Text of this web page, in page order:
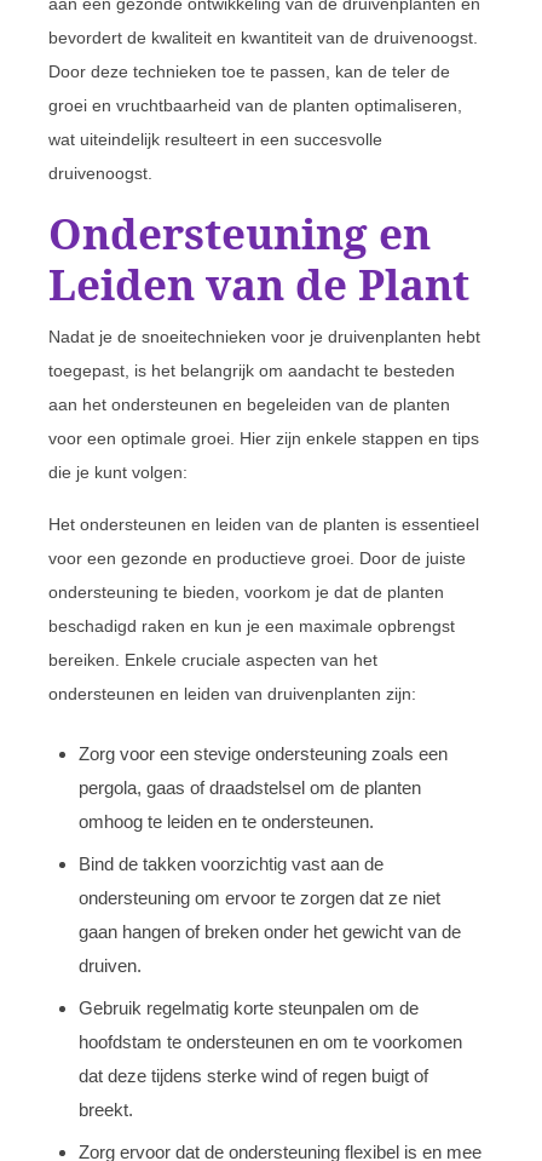
bevordert de kwaliteit en kwantiteit van de druivenoogst.
Door deze technieken toe te passen, kan de teler de
groei en vruchtbaarheid van de planten optimaliseren,
wat uiteindelijk resulteert in een succesvolle
druivenoogst.
Ondersteuning en
Leiden van de Plant
Nadat je de snoeitechnieken voor je druivenplanten hebt
toegepast, is het belangrijk om aandacht te besteden
aan het ondersteunen en begeleiden van de planten
voor een optimale groei. Hier zijn enkele stappen en tips
die je kunt volgen:
Het ondersteunen en leiden van de planten is essentieel
voor een gezonde en productieve groei. Door de juiste
ondersteuning te bieden, voorkom je dat de planten
beschadigd raken en kun je een maximale opbrengst
bereiken. Enkele cruciale aspecten van het
ondersteunen en leiden van druivenplanten zijn:
Zorg voor een stevige ondersteuning zoals een
pergola, gaas of draadstelsel om de planten
omhoog te leiden en te ondersteunen.
Bind de takken voorzichtig vast aan de
ondersteuning om ervoor te zorgen dat ze niet
gaan hangen of breken onder het gewicht van de
druiven.
Gebruik regelmatig korte steunpalen om de
hoofdstam te ondersteunen en om te voorkomen
dat deze tijdens sterke wind of regen buigt of
breekt.
Zorg ervoor dat de ondersteuning flexibel is en mee